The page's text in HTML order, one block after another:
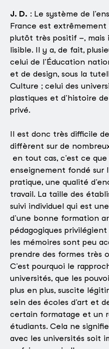
J. D. : Le système de
France est extrêmement
plutôt très positif –, mais
lisible. Il y a, de fait,
celui de l’Éducation
et de design, sous la
Culture ; celui des
plastiques et d’histoire
privé.
Il est donc très difficile
diffèrent sur de
en tout cas, c’est ce
enseignement fondé sur
pratique, une qualité
travail. La taille des
suivi individuel qui est
d’une bonne formation
pédagogiques
les mémoires sont peu
prendre des formes très
C’est pourquoi le
universités, que les
plus en plus, suscite
sein des écoles d’art et
certain formatage et un
étudiants. Cela ne
avec les universités soit